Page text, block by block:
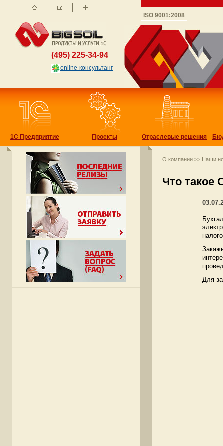
1С Предприятие Проекты Отраслевые решения
О компании >> Наши
Что такое
Для
(495) 225-34-94
online-консультант
ISO 9001:2008